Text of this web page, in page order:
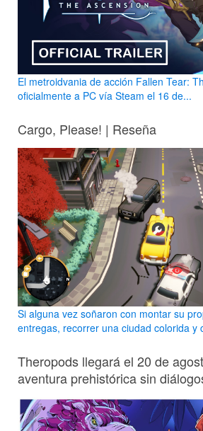
El metroidvania de acción Fallen Tear:
oficialmente a PC vía Steam el 16 de...
Cargo, Please! | Reseña
Si alguna vez soñaron con montar su
entregas, recorrer una ciudad colorida y
Theropods llegará el 20 de
aventura prehistórica sin